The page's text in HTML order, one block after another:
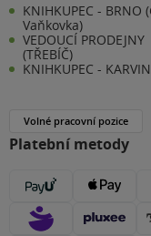
KNIHKUPEC - BRNO
Vaňkovka)
VEDOUCÍ PRODEJNY
(TŘEBÍČ)
KNIHKUPEC -
Volné pracovní pozice
Platební metody